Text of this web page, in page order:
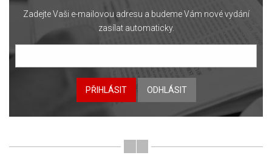
Zadejte Vaši e-mailovou adresu a budeme Vám nové vydání
zasílat automaticky.
PŘIHLÁSIT ODHLÁSIT